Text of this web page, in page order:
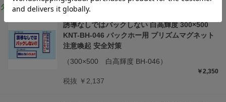
タイプ・サイズ違いはこちら
誘導なしではバックしない 白高輝度 300×500
KNT-BH-046 バックホー用 プリズムマグネット
注意喚起 安全対策
（300×500 白高輝度 BH-046）
￥2,350
税抜 ￥2,137